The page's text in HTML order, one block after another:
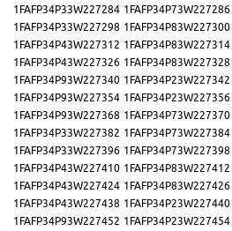
1FAFP34P33W227284 1FAFP34P73W227286
1FAFP34P33W227298 1FAFP34P83W227300
1FAFP34P43W227312 1FAFP34P83W227314
1FAFP34P43W227326 1FAFP34P83W227328
1FAFP34P93W227340 1FAFP34P23W227342
1FAFP34P93W227354 1FAFP34P23W227356
1FAFP34P93W227368 1FAFP34P73W227370
1FAFP34P33W227382 1FAFP34P73W227384
1FAFP34P33W227396 1FAFP34P73W227398
1FAFP34P43W227410 1FAFP34P83W227412
1FAFP34P43W227424 1FAFP34P83W227426
1FAFP34P43W227438 1FAFP34P23W227440
1FAFP34P93W227452 1FAFP34P23W227454